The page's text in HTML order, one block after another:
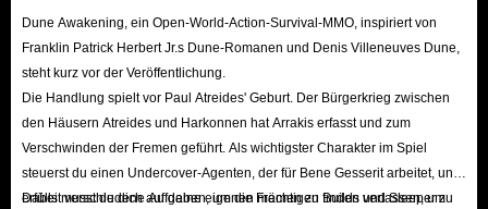
rauen Wüstenumgebung kann der richtige Einsatz dieser Werkzeuge
helfen, in der offenen Welt schneller zu überleben und zu gedeihen.
Herstellungsmaterialien: Diese Materialien sind wichtige Ressourcen,
die Spieler benötigen, um Ausrüstung herzustellen, Gebäude zu
und Veredeln können sie nicht nur zur Herstellung kleiner Werkzeuge
und medizinischer Geräte, sondern auch zur Verbesserung von
Dune Awakening, ein Open-World-Action-Survival-MMO, inspiriert von
Franklin Patrick Herbert Jr.s Dune-Romanen und Denis Villeneuves Dune,
steht kurz vor der Veröffentlichung.
Die Handlung spielt vor Paul Atreides' Geburt. Der Bürgerkrieg zwischen
den Häusern Atreides und Harkonnen hat Arrakis erfasst und zum
Verschwinden der Fremen geführt. Als wichtigster Charakter im Spiel
steuerst du einen Undercover-Agenten, der für Bene Gesserit arbeitet, und
erfüllst verschiedene Aufgaben, um die Fremen zu finden und Sleeper zu
Dabei musst du dich auf deine eigenen mächtigen Builds verlassen, um